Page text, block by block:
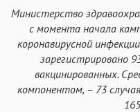
Министерство
с момента начала
коронавирусной
зарегистрировано
вакцинированных.
компонентом, – 73